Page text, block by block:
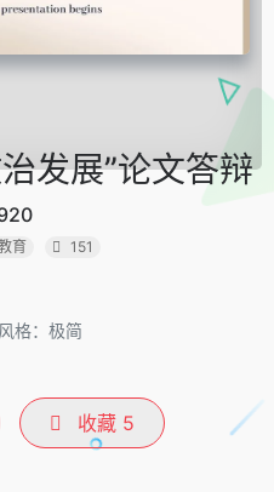
发展”论文答辩
育 151
风格：极简
收藏 5